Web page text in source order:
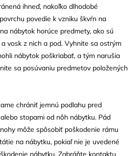
ihneď, nakoľko dlhodobé
povedie k vzniku škvŕn na
nábytok horúce predmety, ako sú
vosk z nich a pod. Vyhnite sa ostrým
nábytok poškriabať, a tým narušia
sa posúvaniu predmetov položených
chrániť jemnú podlahu pred
stopami od nôh nábytku. Pád
môže spôsobiť poškodenie rámu
na nábytku, pokiaľ nie je uvedené
nábytku. Zabráňte kontaktu